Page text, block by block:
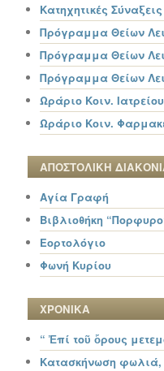
Κατηχητικές
Πρόγραμμα Θείων
Πρόγραμμα Θείων
Πρόγραμμα Θείων
Ωράριο Κοιν.
Ωράριο Κοιν.
ΑΠΟΣΤΟΛΙΚΗ
Αγία Γραφή
Βιβλιοθήκη
Εορτολόγιο
Φωνή Κυρίου
ΧΡΟΝΙΚΑ
“ Ἐπί τοῦ ὄρους
Κατασκήνωση